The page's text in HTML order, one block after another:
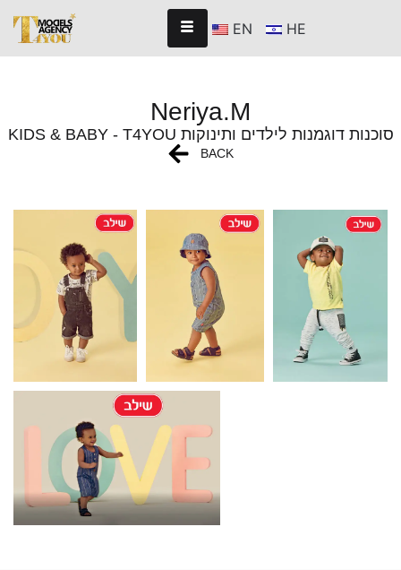
EN HE
Neriya.M
KIDS & BABY - T4YOU סוכנות דוגמנות לילדים ותינוקות
BACK